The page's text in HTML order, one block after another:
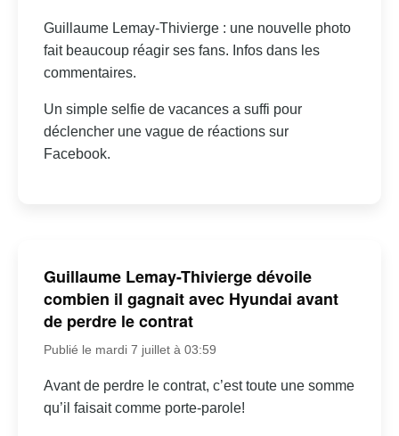
Guillaume Lemay-Thivierge : une nouvelle photo
fait beaucoup réagir ses fans. Infos dans les
commentaires.
Un simple selfie de vacances a suffi pour
déclencher une vague de réactions sur
Facebook.
Guillaume Lemay-Thivierge dévoile
combien il gagnait avec Hyundai avant
de perdre le contrat
Publié le mardi 7 juillet à 03:59
Avant de perdre le contrat, c’est toute une somme
qu’il faisait comme porte-parole!